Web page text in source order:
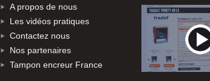
A propos de nous
Les vidéos pratiques
Contactez nous
Nos partenaires
Tampon encreur France